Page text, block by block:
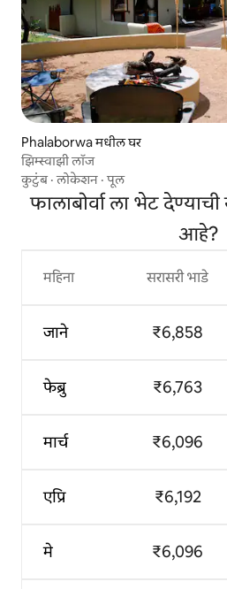
Phalaborwa मधील घर
झिम्स्वाझी लॉज
कुटुंब·लोकेशन ·पूल
फालाबोर्वा ला भेट
आहे?
महिना
जाने
फेब्रु
मार्च
एप्रि
मे
सरासरी भाडे
₹6,858
₹6,763
₹6,096
₹6,192
₹6,096